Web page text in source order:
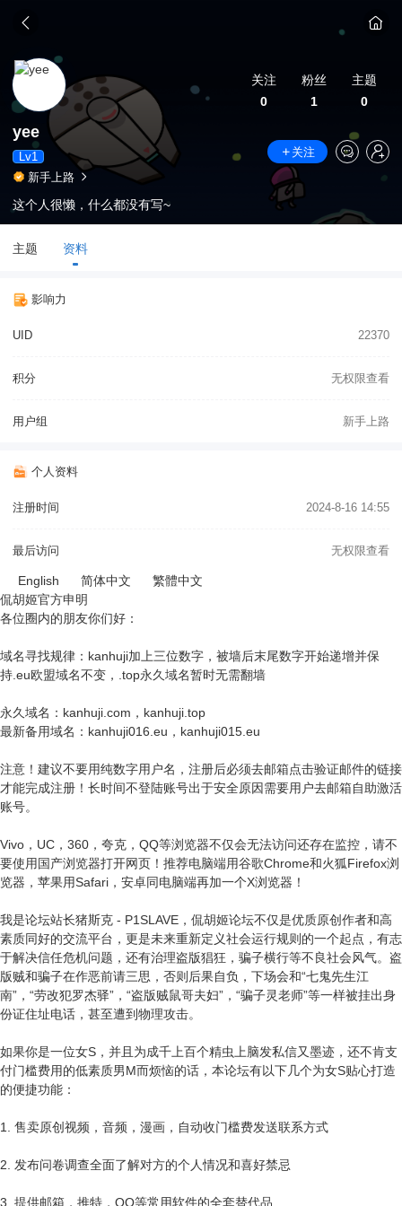
关注
0
粉丝
1
主题
0
yee
Lv1
关注
新手上路
这个人很懒，什么都没有写~
主题 资料
影响力
UID 22370
积分 无权限查看
用户组 新手上路
个人资料
注册时间 2024-8-16 14:55
最后访问 无权限查看
English 简体中文
繁體中文
侃胡姬官方申明
各位圈内的朋友你们好：
域名寻找规律：kanhuji加上三位数字，被墙后末尾数字开始递增并保
持.eu欧盟域名不变，.top永久域名暂时无需翻墙
永久域名：kanhuji.com，kanhuji.top
最新备用域名：kanhuji016.eu，kanhuji015.eu
注意！建议不要用纯数字用户名，注册后必须去邮箱点击验证邮件的链接
才能完成注册！长时间不登陆账号出于安全原因需要用户去邮箱自助激活
账号。
Vivo，UC，360，夸克，QQ等浏览器不仅会无法访问还存在监控，请不
要使用国产浏览器打开网页！推荐电脑端用谷歌Chrome和火狐Firefox浏
览器，苹果用Safari，安卓同电脑端再加一个X浏览器！
我是论坛站长猪斯克 - P1SLAVE，侃胡姬论坛不仅是优质原创作者和高
素质同好的交流平台，更是未来重新定义社会运行规则的一个起点，有志
于解决信任危机问题，还有治理盗版猖狂，骗子横行等不良社会风气。盗
版贼和骗子在作恶前请三思，否则后果自负，下场会和“七鬼先生江
南”，“劳改犯罗杰驿”，“盗版贼鼠哥夫妇”，“骗子灵老师”等一样被挂出身
份证住址电话，甚至遭到物理攻击。
如果你是一位女S，并且为成千上百个精虫上脑发私信又墨迹，还不肯支
付门槛费用的低素质男M而烦恼的话，本论坛有以下几个为女S贴心打造
的便捷功能：
1. 售卖原创视频，音频，漫画，自动收门槛费发送联系方式
2. 发布问卷调查全面了解对方的个人情况和喜好禁忌
3. 提供邮箱，推特，QQ等常用软件的全套替代品